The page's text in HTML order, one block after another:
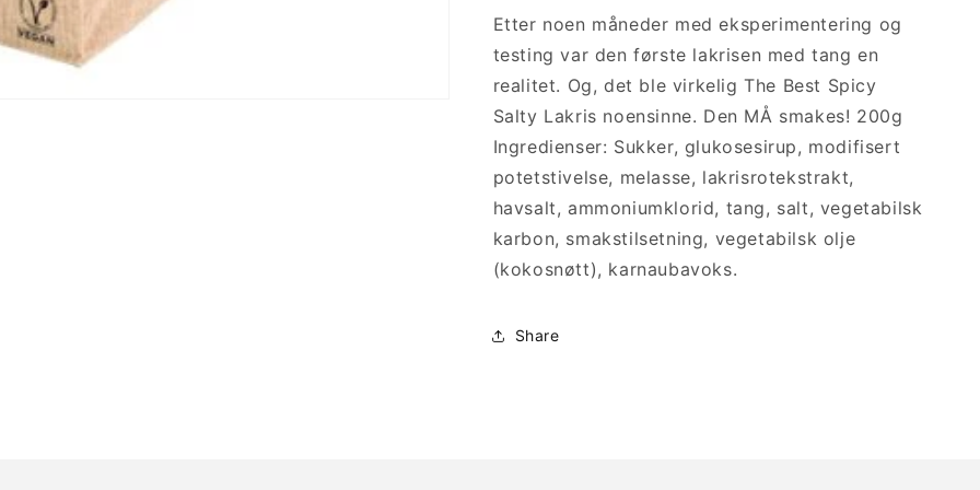
Etter noen måneder med eksperimentering og
testing var den første lakrisen med tang en
realitet. Og, det ble virkelig The Best Spicy
Salty Lakris noensinne. Den MÅ smakes! 200g
Ingredienser: Sukker, glukosesirup, modifisert
potetstivelse, melasse, lakrisrotekstrakt,
havsalt, ammoniumklorid, tang, salt, vegetabilsk
karbon, smakstilsetning, vegetabilsk olje
(kokosnøtt), karnaubavoks.
Share